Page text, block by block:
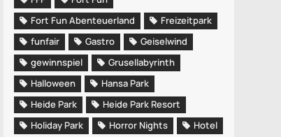
Fort Fun Abenteuerland
Freizeitpark
funfair
Gastro
Geiselwind
gewinnspiel
Grusellabyrinth
Halloween
Hansa Park
Heide Park
Heide Park Resort
Holiday Park
Horror Nights
Hotel